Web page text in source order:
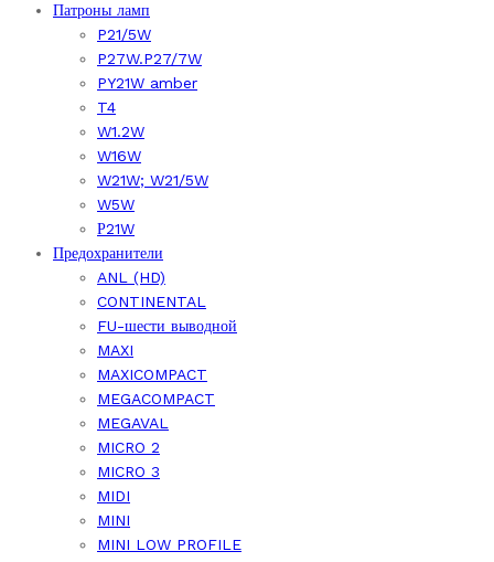
Патроны ламп
P21/5W
P27W.P27/7W
PY21W amber
T4
W1.2W
W16W
W21W; W21/5W
W5W
Р21W
Предохранители
ANL (HD)
CONTINENTAL
FU-шести выводной
MAXI
MAXICOMPACT
MEGACOMPACT
MEGAVAL
MICRO 2
MICRO 3
MIDI
MINI
MINI LOW PROFILE